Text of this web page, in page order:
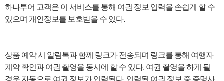
Analysis
하나투어 고객은 이 서비스를 통해 여권 정보 입력을 손쉽게 할 수
있으며 개인정보를 보호받을 수 있다.
상품 예약 시 알림톡과 함께 링크가 전송되며 링크를 통해 여행자
계약 확인과 여권 촬영을 동시에 할 수 있다. 여권 촬영을 하게 될
경우 자동으로 여권 정보가 입력된다. 입력된 여권 정보 중 증명사